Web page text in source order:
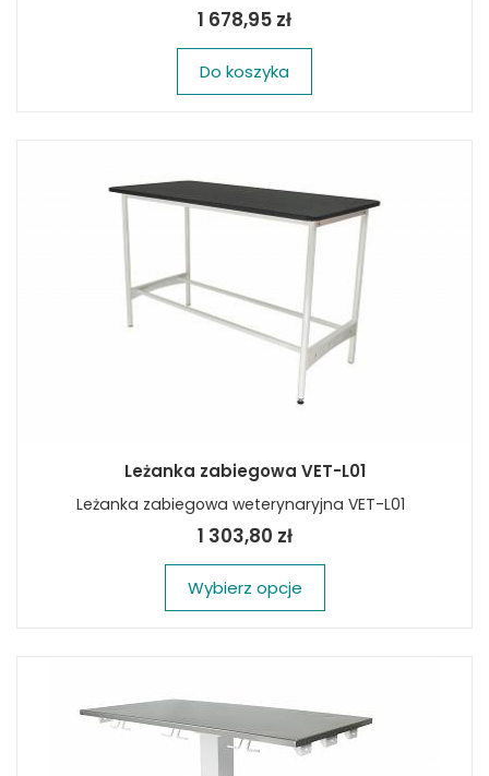
1 678,95 zł
Do koszyka
Leżanka zabiegowa VET-L01
Leżanka zabiegowa weterynaryjna VET-L01
1 303,80 zł
Wybierz opcje